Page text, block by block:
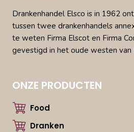
Drankenhandel Elsco is in 1962
tussen twee drankenhandels
te weten Firma Elscot en Firma
gevestigd in het oude westen van
ONZE PRODUCTEN
Food
Dranken